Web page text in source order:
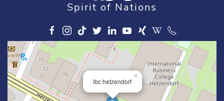
Spirit of Nations
ibc hetzendorf
×